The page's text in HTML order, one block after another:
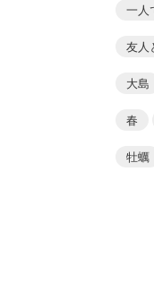
一人
友人
大島
春
牡蠣